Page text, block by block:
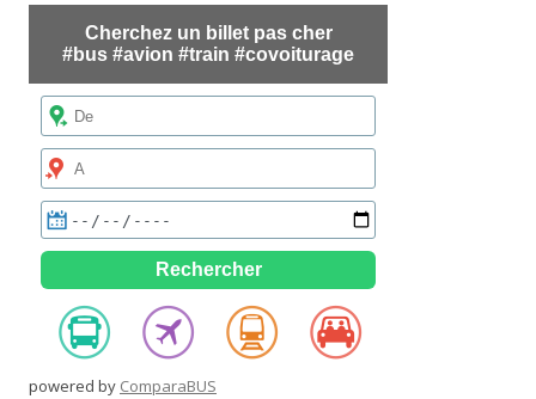
powered by ComparaBUS